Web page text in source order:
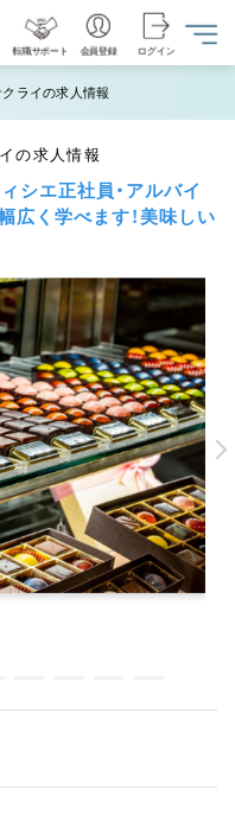
転職サポート 会員登録 ログイン
ライの求人情報
の求人情報
シエ正社員・アルバイ
広く学べます！美味しい